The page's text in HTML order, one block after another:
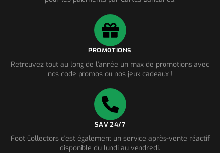
PROMOTIONS
Retrouvez tout au long de l'année un max de promotions avec
nos code promos ou nos jeux cadeaux !
SAV 24/7
Foot Collectors c'est également un service après-vente réactif
disponible du lundi au vendredi.